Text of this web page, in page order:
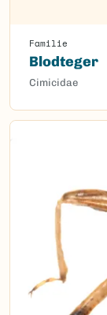
Familie
Blodteger
Cimicidae